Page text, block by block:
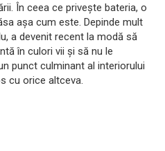
În ceea ce privește bateria, o
așa cum este. Depinde mult
a devenit recent la modă să
în culori vii și să nu le
punct culminant al interiorului
cu orice altceva.